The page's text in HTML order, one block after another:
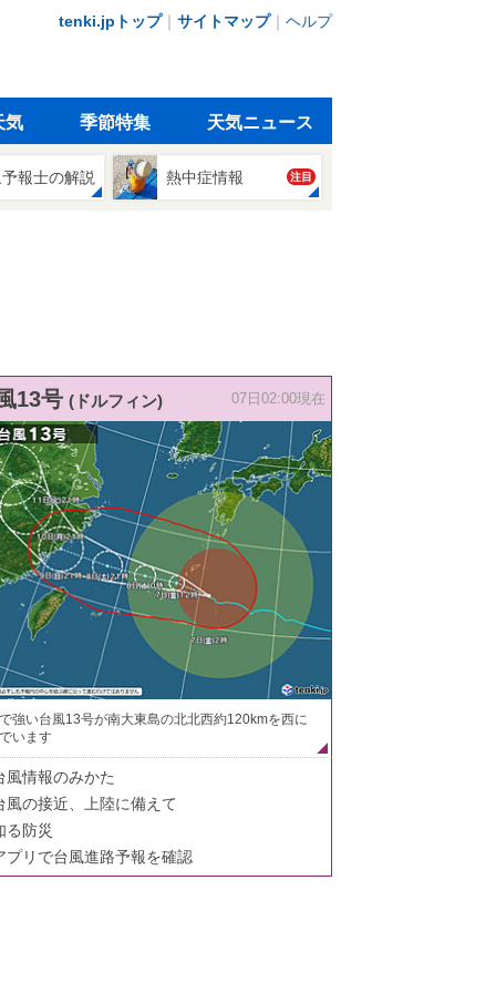
tenki.jpトップ｜ サイトマップ｜ ヘルプ
気 季節特集 天気ニュース
報士の解説 熱中症情報 注目
13号 (ドルフィン) 07日02:00現在
強い台風13号が南大東島の北北西約120kmを西に
います
風情報のみかた
風の接近、上陸に備えて
る防災
プリで台風進路予報を確認